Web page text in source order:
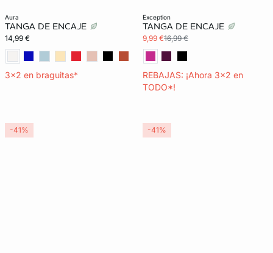
aura
TANGA DE ENCAJE
14,99 €
3x2 en braguitas*
exception
TANGA DE ENCAJE
9,99 €16,99 €
REBAJAS: ¡Ahora 3x2 en
TODO*!
-41% -41%